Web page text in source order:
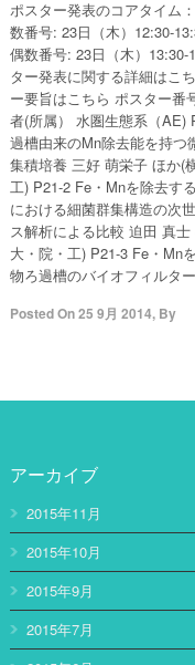
ポスター発表のコアタイム
数番号: 23日（木）12:30-
偶数番号: 23日（木）13:30-
ター発表に関する詳細はこ
ー要旨はこちら ポスター番
者(所属） 水圏生態系（AE)
過槽由来のMn除去能を持つ
集積培養 三好 萌栄子 ほか(
工) P21-2 Fe・Mnを除去す
における細菌群集構造の次
ス解析による比較 迫田 真士
大・院・工) P21-3 Fe・Mn
物ろ過槽のバイオフィルタ
Posted On25 9月 2014, By
アーカイブ
2015年11月
2015年10月
2015年9月
2015年7月